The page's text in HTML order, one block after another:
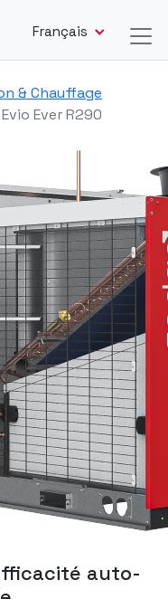
Français
& Chauffage
Evio Ever R290
auto-